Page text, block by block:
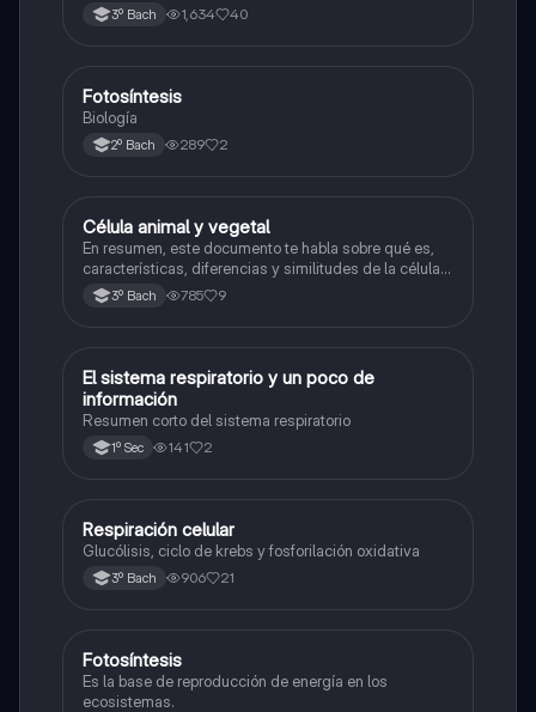
3º Bach 1,634 40
Biología
Fotosíntesis
Biología
2º Bach 289 2
Biología
Célula animal y vegetal
En resumen, este documento te habla sobre qué es,
características, diferencias y similitudes de la célula
animal y célula vegetal.💗
3º Bach 785 9
Biología
El sistema respiratorio y un poco de
información
Resumen corto del sistema respiratorio
1º Sec 141 2
Biología
Respiración celular
Glucólisis, ciclo de krebs y fosforilación oxidativa
3º Bach 906 21
Biología
Fotosíntesis
Es la base de reproducción de energía en los
ecosistemas.